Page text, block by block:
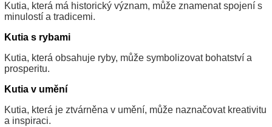
Kutia, která má historický význam, může znamenat spojení s
minulostí a tradicemi.
Kutia s rybami
Kutia, která obsahuje ryby, může symbolizovat bohatství a
prosperitu.
Kutia v umění
Kutia, která je ztvárněna v umění, může naznačovat kreativitu
a inspiraci.